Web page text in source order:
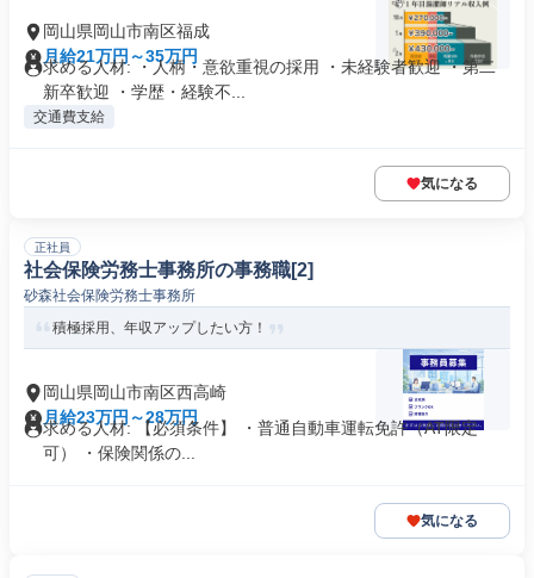
岡山県岡山市南区福成
月給21万円～35万円
求める人材: ・人柄・意欲重視の採用 ・未経験者歓迎 ・第二
新卒歓迎 ・学歴・経験不...
交通費支給
気になる
正社員
社会保険労務士事務所の事務職[2]
砂森社会保険労務士事務所
積極採用、年収アップしたい方！
岡山県岡山市南区西高崎
月給23万円～28万円
求める人材: 【必須条件】 ・普通自動車運転免許（AT限定
可） ・保険関係の...
気になる